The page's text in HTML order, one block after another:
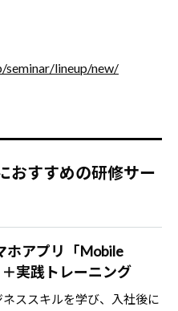
lineup/new/
おすすめの研修サー
ホアプリ「Mobile
実践トレーニング
ススキルを学び、入社後に